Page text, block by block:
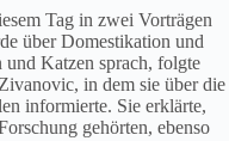
Tag in zwei Vorträgen
über Domestikation und
Katzen sprach, folgte
in dem sie über die
informierte. Sie erklärte,
gehörten, ebenso